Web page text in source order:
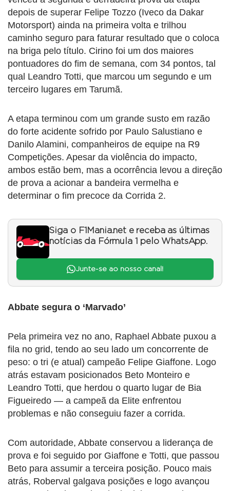
depois de superar Felipe Tozzo (Iveco da Dakar
Motorsport) ainda na primeira volta e trilhou
caminho seguro para faturar resultado que o coloca
na briga pelo título. Cirino foi um dos maiores
pontuadores do fim de semana, com 34 pontos, tal
qual Leandro Totti, que marcou um segundo e um
terceiro lugares em Tarumã.
A etapa terminou com um grande susto em razão
do forte acidente sofrido por Paulo Salustiano e
Danilo Alamini, companheiros de equipe na R9
Competições. Apesar da violência do impacto,
ambos estão bem, mas a ocorrência levou a direção
de prova a acionar a bandeira vermelha e
determinar o fim precoce da Corrida 2.
Siga o F1Mania.net e receba as últimas
notícias da Fórmula 1 pelo WhatsApp.
Junte-se ao nosso canal!
Abbate segura o ‘Marvado’
Pela primeira vez no ano, Raphael Abbate puxou a
fila no grid, tendo ao seu lado um concorrente de
peso: o tri (e atual) campeão Felipe Giaffone. Logo
atrás estavam posicionados Beto Monteiro e
Leandro Totti, que herdou o quarto lugar de Bia
Figueiredo — a campeã da Elite enfrentou
problemas e não conseguiu fazer a corrida.
Com autoridade, Abbate conservou a liderança de
prova e foi seguido por Giaffone e Totti, que passou
Beto para assumir a terceira posição. Pouco mais
atrás, Roberval galgava posições e logo avançou